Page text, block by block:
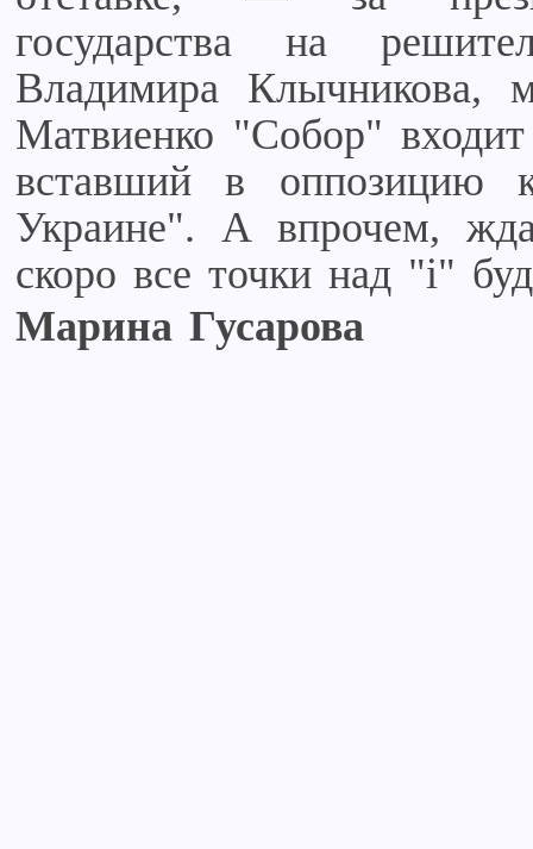
государства на
Владимира Клычникова,
Матвиенко "Собор"
вставший в
Украине". А впрочем,
скоро все точки над "i"
Марина Гусарова